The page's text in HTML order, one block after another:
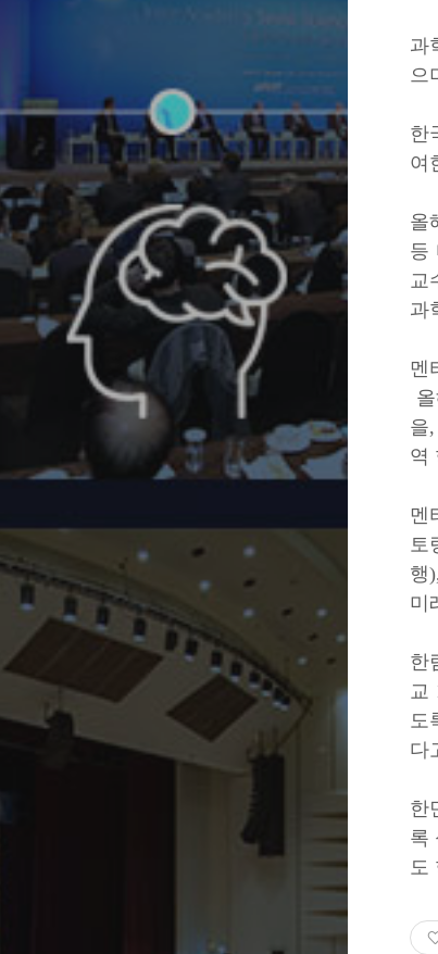
과
으
한
여
올
등
교
과
멘
을
역
멘
토
행)
미
한
교
도
다
한
록
도